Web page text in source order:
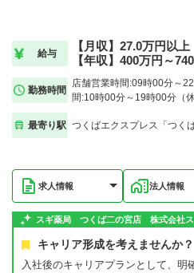
給与
【月収】27.0万円以上
【年収】400万円～
勤務時間
店舗営業時間:09時00分～
間:10時00分～19時00分（休
最寄り駅 つくばエクスプレス「つく
求人情報 法人情報
スギ薬局 つくば二の宮店 株式会社
キャリア形成を考えませんか？
入社後のキャリアプランとして、明